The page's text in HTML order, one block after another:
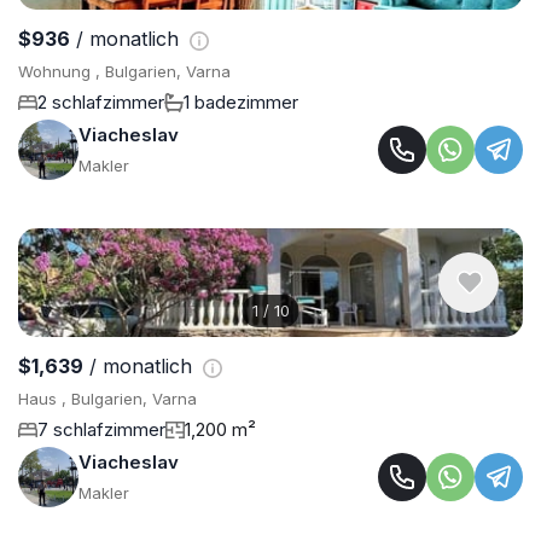
$936 / monatlich
Wohnung , Bulgarien, Varna
2 schlafzimmer
1 badezimmer
Viacheslav
Makler
1 / 10
$1,639 / monatlich
Haus , Bulgarien, Varna
7 schlafzimmer
1,200 m²
Viacheslav
Makler